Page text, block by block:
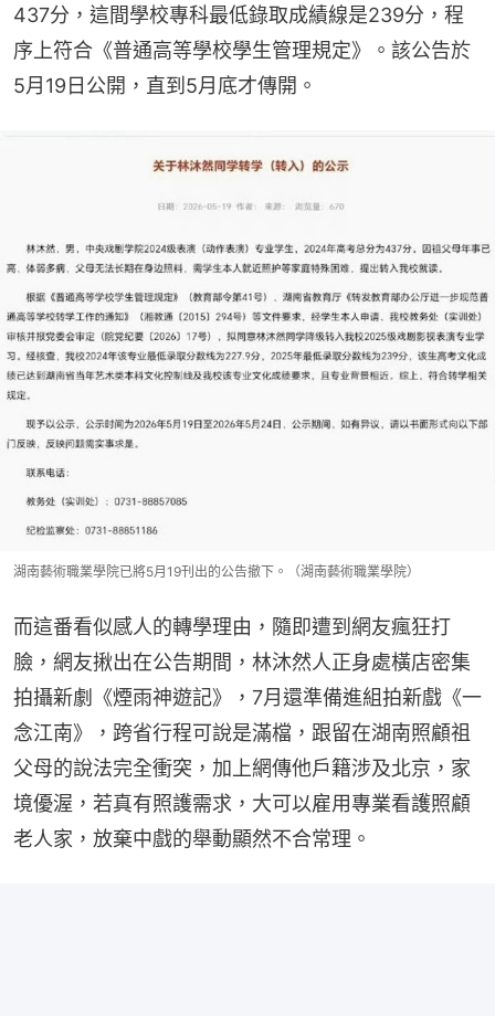
437分，這間學校專科最低錄取成績線是239分，程
序上符合《普通高等學校學生管理規定》。該公告於
5月19日公開，直到5月底才傳開。
湖南藝術職業學院已將5月19刊出的公告撤下。（湖南藝術職業學院）
而這番看似感人的轉學理由，隨即遭到網友瘋狂打
臉，網友揪出在公告期間，林沐然人正身處橫店密集
拍攝新劇《煙雨神遊記》，7月還準備進組拍新戲《一
念江南》，跨省行程可說是滿檔，跟留在湖南照顧祖
父母的說法完全衝突，加上網傳他戶籍涉及北京，家
境優渥，若真有照護需求，大可以雇用專業看護照顧
老人家，放棄中戲的舉動顯然不合常理。